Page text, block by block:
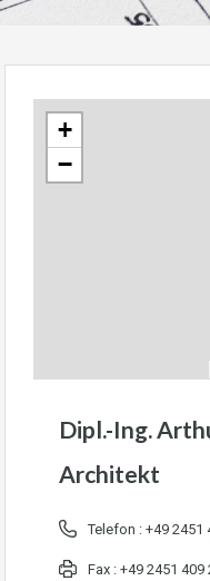
+
−
Dipl.-Ing.
Architekt
Telefon : +49 2451
Fax : +49 2451 409